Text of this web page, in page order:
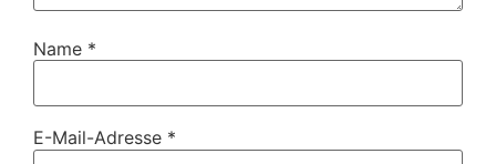
Name *
E-Mail-Adresse *